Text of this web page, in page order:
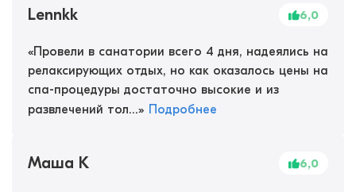
Lennkk 6,0
«Провели в санатории всего 4 дня, надеялись на
релаксирующих отдых, но как оказалось цены на
спа-процедуры достаточно высокие и из
развлечений тол...» Подробнее
Маша К 6,0